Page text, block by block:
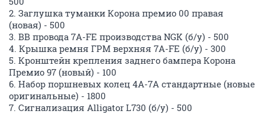
2. Заглушка туманки Корона премио 00 правая
(новая) - 500
3. ВВ провода 7A-FE производства NGK (б/у) - 500
4. Крышка ремня ГРМ верхняя 7A-FE (б/у) - 300
5. Кронштейн крепления заднего бампера Корона
Премио 97 (новый) - 100
6. Набор поршневых колец 4A-7A стандартные (новые
оригинальные) - 1800
7. Сигнализация Alligator L730 (б/у) - 500